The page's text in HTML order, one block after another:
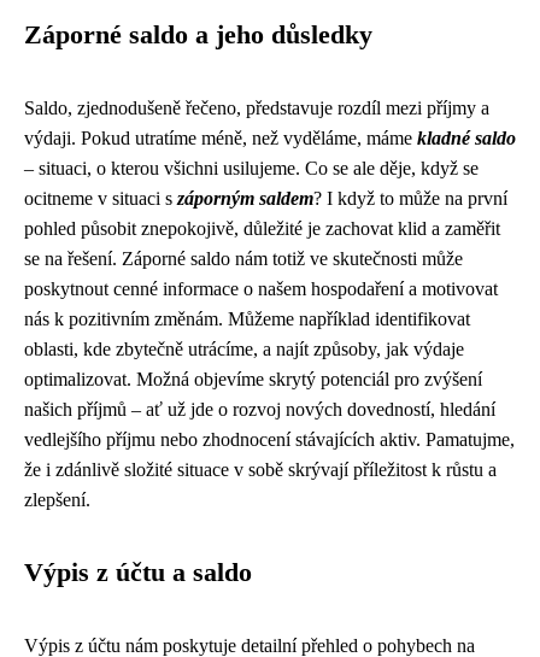
Záporné saldo a jeho důsledky
Saldo, zjednodušeně řečeno, představuje rozdíl mezi příjmy a
výdaji. Pokud utratíme méně, než vyděláme, máme kladné saldo
– situaci, o kterou všichni usilujeme. Co se ale děje, když se
ocitneme v situaci s záporným saldem? I když to může na první
pohled působit znepokojivě, důležité je zachovat klid a zaměřit
se na řešení. Záporné saldo nám totiž ve skutečnosti může
poskytnout cenné informace o našem hospodaření a motivovat
nás k pozitivním změnám. Můžeme například identifikovat
oblasti, kde zbytečně utrácíme, a najít způsoby, jak výdaje
optimalizovat. Možná objevíme skrytý potenciál pro zvýšení
našich příjmů – ať už jde o rozvoj nových dovedností, hledání
vedlejšího příjmu nebo zhodnocení stávajících aktiv. Pamatujme,
že i zdánlivě složité situace v sobě skrývají příležitost k růstu a
zlepšení.
Výpis z účtu a saldo
Výpis z účtu nám poskytuje detailní přehled o pohybech na